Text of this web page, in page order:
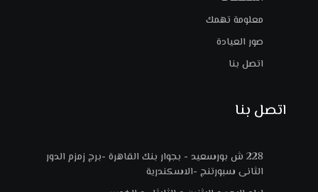
اتصل بنا
228 ش بورسعيد - بجوار بنك القاهرة -برج زمزم الدور
الثانى سبورتنج -الاسكندرية
معلومة تهمك
صور العيادة
اتصل بنا